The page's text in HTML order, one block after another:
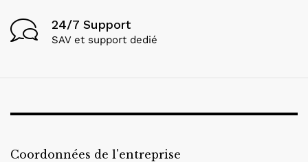
24/7 Support
SAV et support dedié
Coordonnées de l'entreprise